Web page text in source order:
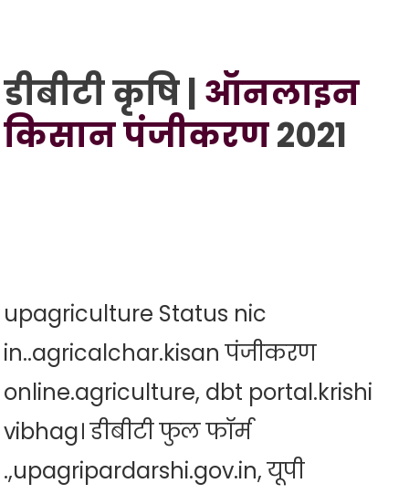
डीबीटी कृषि | ऑनलाइन
किसान पंजीकरण2021
upagriculture Status nic
in..agricalchar.kisan पंजीकरण
online.agriculture, dbt portal.krishi
vibhag। डीबीटी फुल फॉर्म
.,upagripardarshi.gov.in, यूपी